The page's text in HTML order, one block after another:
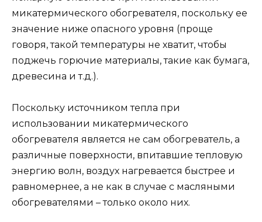
микатермического обогревателя, поскольку ее
значение ниже опасного уровня (проще
говоря, такой температуры не хватит, чтобы
поджечь горючие материалы, такие как бумага,
древесина и т.д.).
Поскольку источником тепла при
использовании микатермического
обогревателя является не сам обогреватель, а
различные поверхности, впитавшие тепловую
энергию волн, воздух нагревается быстрее и
равномернее, а не как в случае с масляными
обогревателями – только около них.